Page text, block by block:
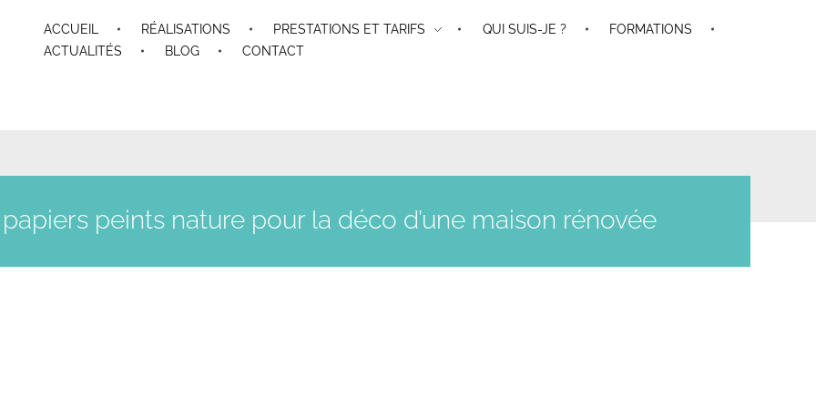
ACCUEIL RÉALISATIONS PRESTATIONS ET TARIFS QUI SUIS-JE ?
FORMATIONS
ACTUALITÉS
BLOG CONTACT
peints nature pour la déco d’une maison rénovée